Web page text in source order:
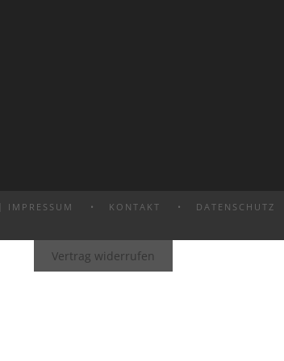
IMPRESSUM KONTAKT DATENSCHUTZ
Vertrag widerrufen